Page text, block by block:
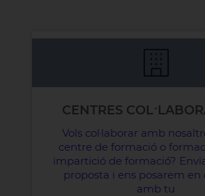
CENTRES
Vols col·laborar amb
centre de formació o
impartició de formació?
proposta i ens posarem en
amb tu